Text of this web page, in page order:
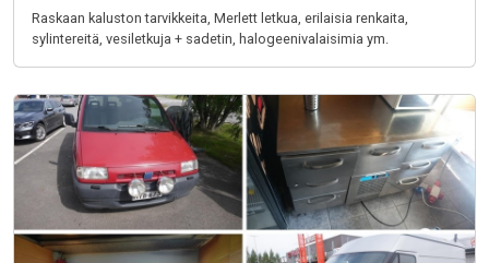
Raskaan kaluston tarvikkeita, Merlett letkua, erilaisia renkaita,
sylintereitä, vesiletkuja + sadetin, halogeenivalaisimia ym.